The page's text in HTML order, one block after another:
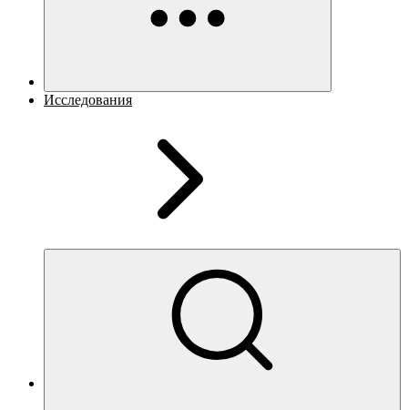
Исследования